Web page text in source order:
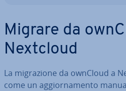
Migrare da
Nextcloud
La mi­gra­zio­ne da ownCloud a
come un ag­gior­na­men­to